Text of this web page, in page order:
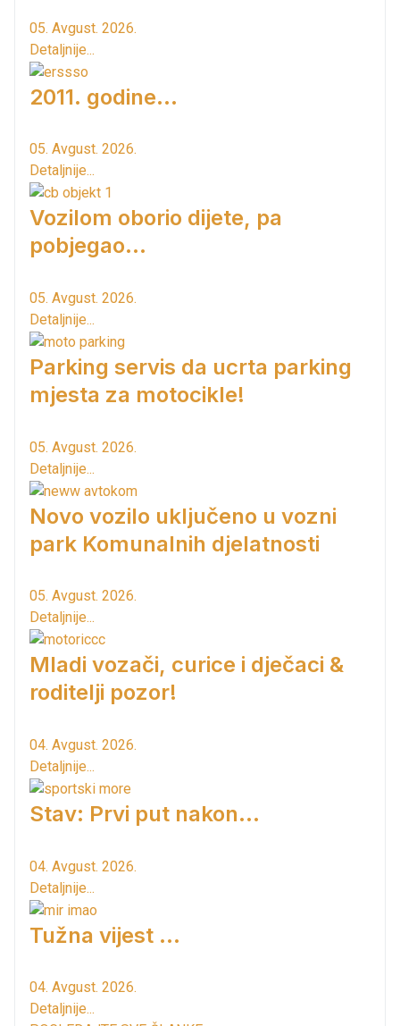
05. Avgust. 2026.
Detaljnije...
2011. godine...
05. Avgust. 2026.
Detaljnije...
Vozilom oborio dijete, pa
pobjegao...
05. Avgust. 2026.
Detaljnije...
Parking servis da ucrta parking
mjesta za motocikle!
05. Avgust. 2026.
Detaljnije...
Novo vozilo uključeno u vozni
park Komunalnih djelatnosti
05. Avgust. 2026.
Detaljnije...
Mladi vozači, curice i dječaci &
roditelji pozor!
04. Avgust. 2026.
Detaljnije...
Stav: Prvi put nakon…
04. Avgust. 2026.
Detaljnije...
Tužna vijest ...
04. Avgust. 2026.
Detaljnije...